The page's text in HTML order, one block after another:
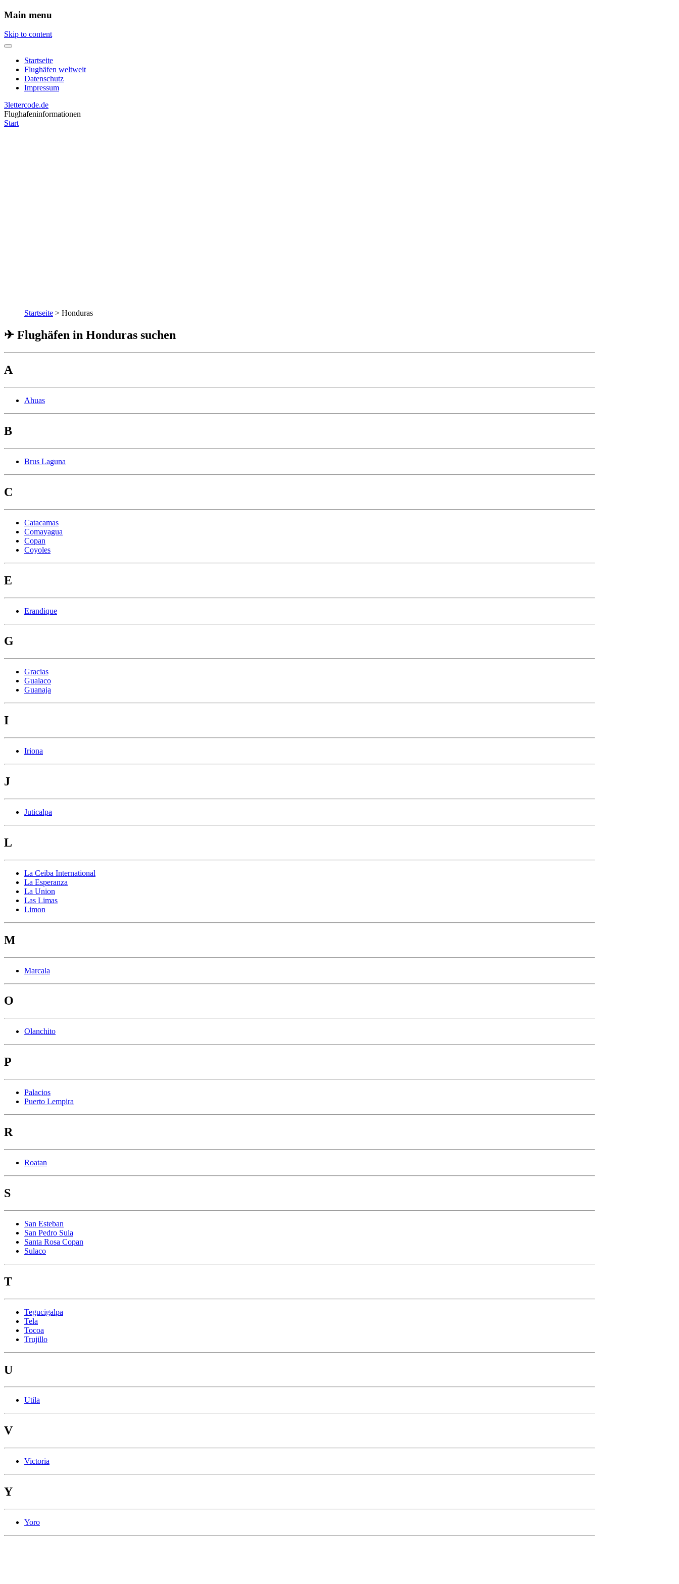
Main menu
Skip to content
Startseite
Flughäfen weltweit
Datenschutz
Impressum
3lettercode.de
Flughafeninformationen
Start
Startseite > Honduras
✈ Flughäfen in Honduras suchen
A
Ahuas
B
Brus Laguna
C
Catacamas
Comayagua
Copan
Coyoles
E
Erandique
G
Gracias
Gualaco
Guanaja
I
Iriona
J
Juticalpa
L
La Ceiba International
La Esperanza
La Union
Las Limas
Limon
M
Marcala
O
Olanchito
P
Palacios
Puerto Lempira
R
Roatan
S
San Esteban
San Pedro Sula
Santa Rosa Copan
Sulaco
T
Tegucigalpa
Tela
Tocoa
Trujillo
U
Utila
V
Victoria
Y
Yoro